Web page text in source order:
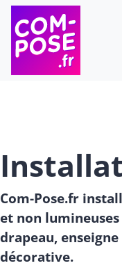
Skip to content
Com-Pose.fr
et non
drapeau,
décorative.